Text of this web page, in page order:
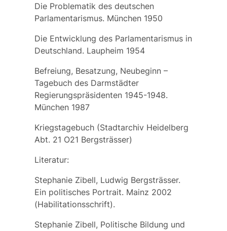
Die Problematik des deutschen
Parlamentarismus. München 1950
Die Entwicklung des Parlamentarismus in
Deutschland. Laupheim 1954
Befreiung, Besatzung, Neubeginn –
Tagebuch des Darmstädter
Regierungspräsidenten 1945-1948.
München 1987
Kriegstagebuch (Stadtarchiv Heidelberg
Abt. 21 O21 Bergsträsser)
Literatur:
Stephanie Zibell, Ludwig Bergsträsser.
Ein politisches Portrait. Mainz 2002
(Habilitationsschrift).
Stephanie Zibell, Politische Bildung und